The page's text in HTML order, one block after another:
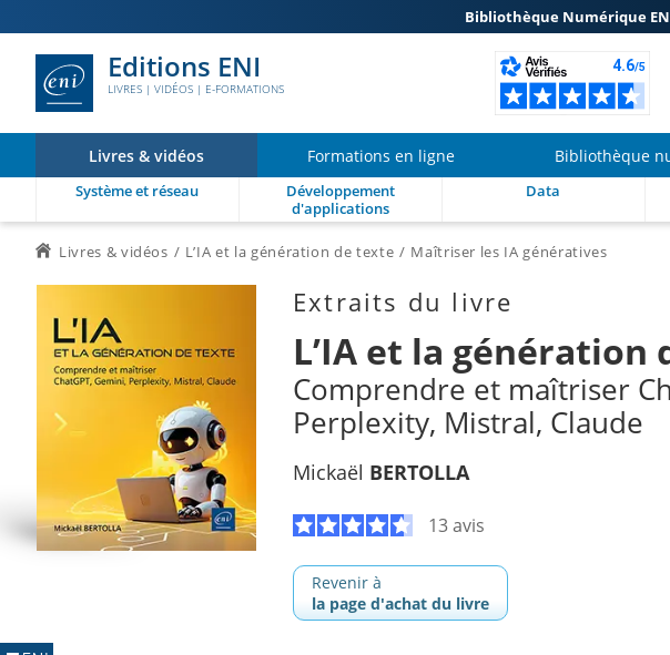
Bibliothèque Numérique
Editions ENI
LIVRES | VIDÉOS | E-FORMATIONS
Livres & vidéos Formations en ligne Bibliothèque
Système et réseau
Développement
d'applications
Data
Livres & vidéos L’IA et la génération de texte Maîtriser les IA génératives
Extraits du livre
L’IA et la génération
Comprendre et maîtriser
Perplexity, Mistral, Claude
Mickaël BERTOLLA
13 avis
Revenir à
la page d'achat du livre